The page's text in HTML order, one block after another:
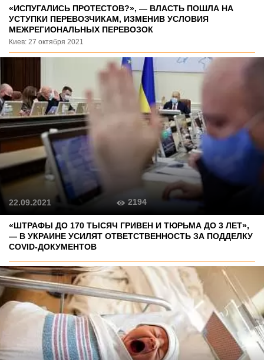
«ИСПУГАЛИСЬ ПРОТЕСТОВ?», — ВЛАСТЬ ПОШЛА НА
УСТУПКИ ПЕРЕВОЗЧИКАМ, ИЗМЕНИВ УСЛОВИЯ
МЕЖРЕГИОНАЛЬНЫХ ПЕРЕВОЗОК
Киев: 27 октября 2021
«ШТРАФЫ ДО 170 ТЫСЯЧ ГРИВЕН И ТЮРЬМА ДО 3 ЛЕТ»,
— В УКРАИНЕ УСИЛЯТ ОТВЕТСТВЕННОСТЬ ЗА ПОДДЕЛКУ
COVID-ДОКУМЕНТОВ
22.09.2021 2194